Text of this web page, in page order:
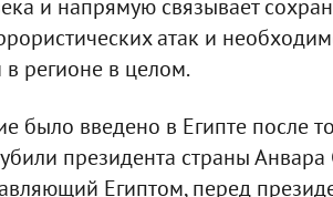
и напрямую связывает
атак и
в регионе в целом.
было введено в Египте после
президента страны Анвара
Египтом, перед